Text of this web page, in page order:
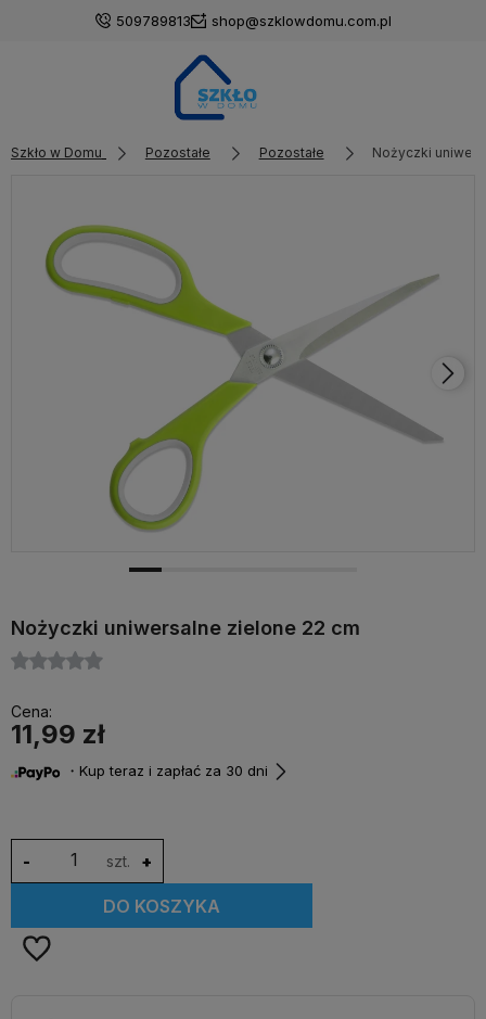
509789813 shop@szklowdomu.com.pl
Szkło w Domu Pozostałe Pozostałe Nożyczki
Nożyczki uniwersalne zielone 22 cm
Cena:
11,99 zł
・Kup teraz i zapłać za 30 dni
szt. +
-
DO KOSZYKA